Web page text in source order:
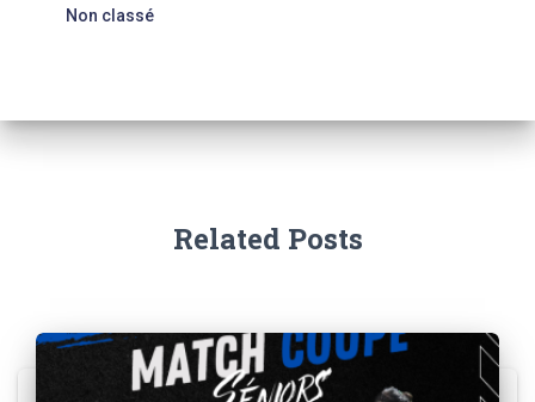
Non classé
Related Posts